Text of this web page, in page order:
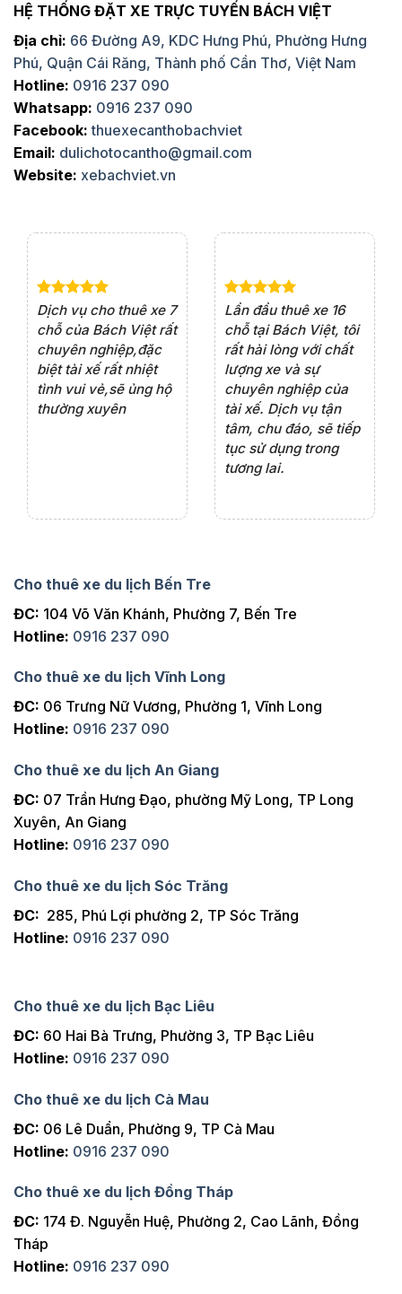
HỆ THỐNG ĐẶT XE TRỰC TUYẾN BÁCH VIỆT
Địa chỉ: 66 Đường A9, KDC Hưng Phú, Phường Hưng
Phú, Quận Cái Răng, Thành phố Cần Thơ, Việt Nam
Hotline: 0916 237 090
Whatsapp: 0916 237 090
Facebook: thuexecanthobachviet
Email: dulichotocantho@gmail.com
Website: xebachviet.vn
Dịch vụ cho thuê xe 7
chỗ của Bách Việt rất
chuyên nghiệp,đặc
biệt tài xế rất nhiệt
tình vui vẻ,sẽ ủng hộ
thường xuyên
Lần đầu thuê xe 16
chỗ tại Bách Việt, tôi
rất hài lòng với chất
lượng xe và sự
chuyên nghiệp của
tài xế. Dịch vụ tận
tâm, chu đáo, sẽ tiếp
tục sử dụng trong
tương lai.
Cho thuê xe du lịch Bến Tre
ĐC: 104 Võ Văn Khánh, Phường 7, Bến Tre
Hotline: 0916 237 090
Cho thuê xe du lịch Vĩnh Long
ĐC: 06 Trưng Nữ Vương, Phường 1, Vĩnh Long
Hotline: 0916 237 090
Cho thuê xe du lịch An Giang
ĐC: 07 Trần Hưng Đạo, phường Mỹ Long, TP Long
Xuyên, An Giang
Hotline: 0916 237 090
Cho thuê xe du lịch Sóc Trăng
ĐC: 285, Phú Lợi phường 2, TP Sóc Trăng
Hotline: 0916 237 090
Cho thuê xe du lịch Bạc Liêu
ĐC: 60 Hai Bà Trưng, Phường 3, TP Bạc Liêu
Hotline: 0916 237 090
Cho thuê xe du lịch Cà Mau
ĐC: 06 Lê Duẩn, Phường 9, TP Cà Mau
Hotline: 0916 237 090
Cho thuê xe du lịch Đồng Tháp
ĐC: 174 Đ. Nguyễn Huệ, Phường 2, Cao Lãnh, Đồng
Tháp
Hotline: 0916 237 090